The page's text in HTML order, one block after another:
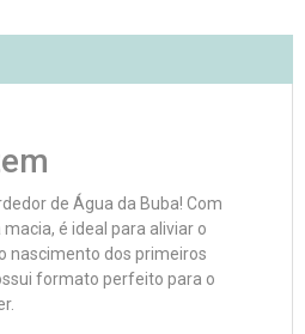
de Água da Buba! Com
é ideal para aliviar o
nascimento dos primeiros
formato perfeito para o